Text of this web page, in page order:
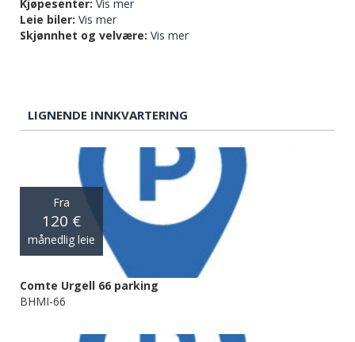
Kjøpesenter: Vis mer
Leie biler: Vis mer
Skjønnhet og velvære: Vis mer
LIGNENDE INNKVARTERING
Fra
120 €
månedlig leie
Comte Urgell 66 parking
BHMI-66